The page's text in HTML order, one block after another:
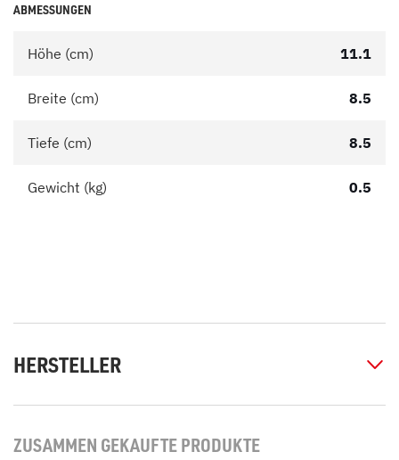
ABMESSUNGEN
Höhe (cm) 11.1
Breite (cm) 8.5
Tiefe (cm) 8.5
Gewicht (kg) 0.5
HERSTELLER
ZUSAMMEN GEKAUFTE PRODUKTE